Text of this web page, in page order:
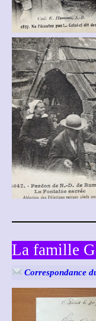
La famille
Correspondance